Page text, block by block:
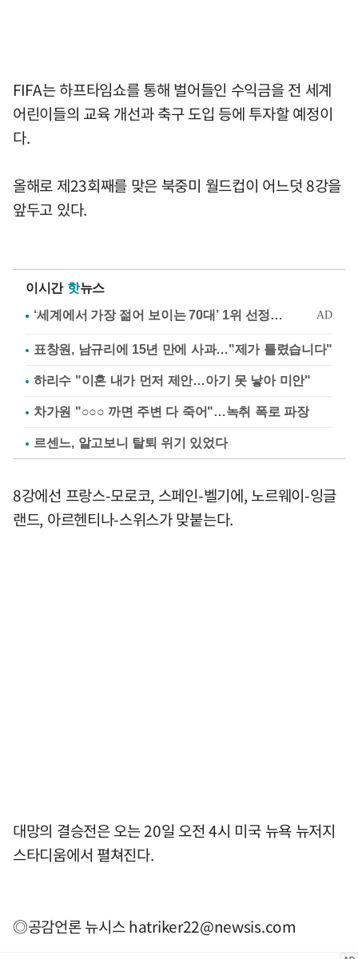
FIFA는 하프타임쇼를 통해 벌어들인 수익금을 전 세계
어린이들의 교육 개선과 축구 도입 등에 투자할 예정이
다.
올해로 제23회째를 맞은 북중미 월드컵이 어느덧 8강을
앞두고 있다.
이시간 핫뉴스
표창원, 남규리에 15년 만에 사과…"제가 틀렸습니다"
하리수 "이혼 내가 먼저 제안…아기 못 낳아 미안"
차가원 "○○○ 까면 주변 다 죽어"…녹취 폭로 파장
르센느, 알고보니 탈퇴 위기 있었다
8강에선 프랑스-모로코, 스페인-벨기에, 노르웨이-잉글
랜드, 아르헨티나-스위스가 맞붙는다.
대망의 결승전은 오는 20일 오전 4시 미국 뉴욕 뉴저지
스타디움에서 펼쳐진다.
◎공감언론 뉴시스hatriker22@newsis.com